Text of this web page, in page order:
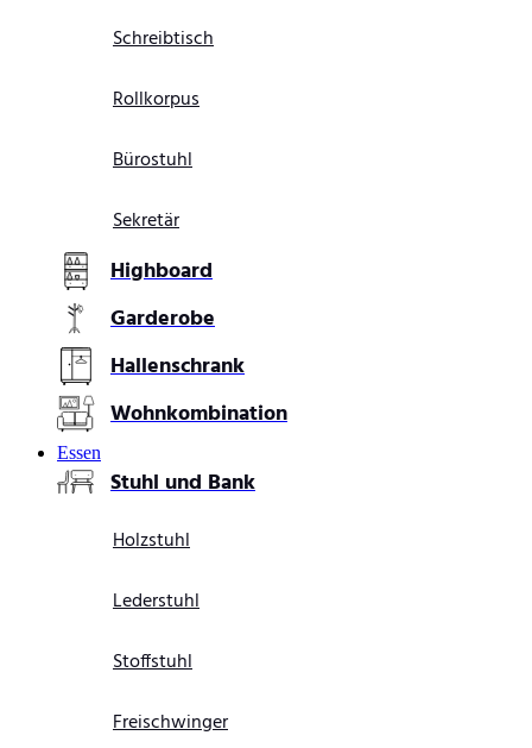
Schreibtisch
Rollkorpus
Bürostuhl
Sekretär
Highboard
Garderobe
Hallenschrank
Wohnkombination
Essen
Stuhl und Bank
Holzstuhl
Lederstuhl
Stoffstuhl
Freischwinger